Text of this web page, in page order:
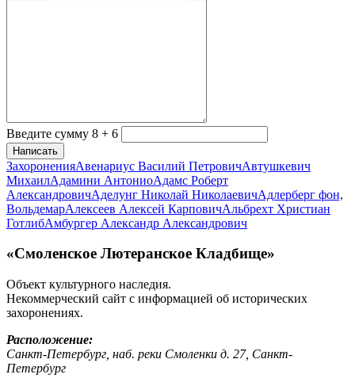
Введите сумму 8 + 6
Написать
ЗахороненияАвенариус Василий ПетровичАвтушкевич
МихаилАдамини АнтониоАдамс Роберт
АлександровичАделунг Николай НиколаевичАдлерберг фон,
ВольдемарАлексеев Алексей КарповичАльбрехт Христиан
ГотлибАмбургер Александр Александрович
«Смоленское Лютеранское Кладбище»
Объект культурного наследия.
Некоммерческий сайт с информацией об исторических
захоронениях.
Расположение:
Санкт-Петербург, наб. реки Смоленки д. 27, Санкт-
Петербург